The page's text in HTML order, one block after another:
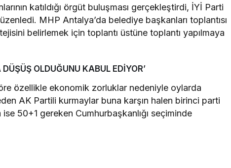
katıldığı örgüt buluşması gerçekleştirdi, İYİ Parti
MHP Antalya’da belediye başkanları toplantısı
belirlemek için toplantı üstüne toplantı yapılmaya
OLDUĞUNU KABUL EDİYOR’
özellikle ekonomik zorluklar nedeniyle oylarda
AK Partili kurmaylar buna karşın halen birinci parti
50+1 gereken Cumhurbaşkanlığı seçiminde